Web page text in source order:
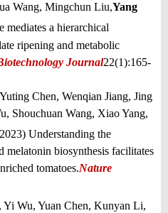
Wang, Mingchun Liu,Yang
a hierarchical
ripening and metabolic
Journal22(1):165-
Chen, Wenqian Jiang, Jing
Shouchuan Wang, Xiao Yang,
Understanding the
melatonin biosynthesis facilitates
tomatoes.Nature
, Yi Wu, Yuan Chen, Kunyan Li,